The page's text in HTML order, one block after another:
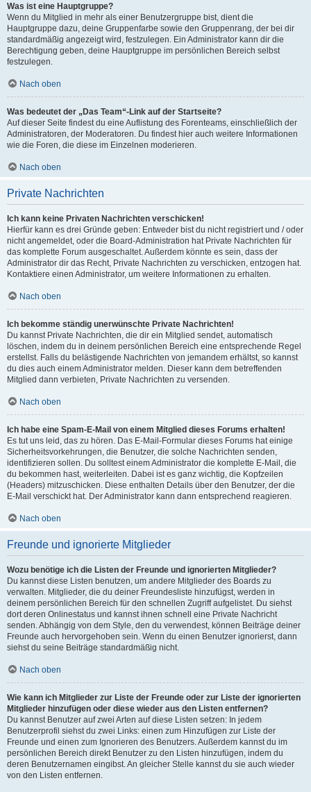
Was ist eine Hauptgruppe?
Wenn du Mitglied in mehr als einer Benutzergruppe bist, dient die
Hauptgruppe dazu, deine Gruppenfarbe sowie den Gruppenrang, der bei dir
standardmäßig angezeigt wird, festzulegen. Ein Administrator kann dir die
Berechtigung geben, deine Hauptgruppe im persönlichen Bereich selbst
festzulegen.
Nach oben
Was bedeutet der „Das Team“-Link auf der Startseite?
Auf dieser Seite findest du eine Auflistung des Forenteams, einschließlich der
Administratoren, der Moderatoren. Du findest hier auch weitere Informationen
wie die Foren, die diese im Einzelnen moderieren.
Nach oben
Private Nachrichten
Ich kann keine Privaten Nachrichten verschicken!
Hierfür kann es drei Gründe geben: Entweder bist du nicht registriert und / oder
nicht angemeldet, oder die Board-Administration hat Private Nachrichten für
das komplette Forum ausgeschaltet. Außerdem könnte es sein, dass der
Administrator dir das Recht, Private Nachrichten zu verschicken, entzogen hat.
Kontaktiere einen Administrator, um weitere Informationen zu erhalten.
Nach oben
Ich bekomme ständig unerwünschte Private Nachrichten!
Du kannst Private Nachrichten, die dir ein Mitglied sendet, automatisch
löschen, indem du in deinem persönlichen Bereich eine entsprechende Regel
erstellst. Falls du belästigende Nachrichten von jemandem erhältst, so kannst
du dies auch einem Administrator melden. Dieser kann dem betreffenden
Mitglied dann verbieten, Private Nachrichten zu versenden.
Nach oben
Ich habe eine Spam-E-Mail von einem Mitglied dieses Forums erhalten!
Es tut uns leid, das zu hören. Das E-Mail-Formular dieses Forums hat einige
Sicherheitsvorkehrungen, die Benutzer, die solche Nachrichten senden,
identifizieren sollen. Du solltest einem Administrator die komplette E-Mail, die
du bekommen hast, weiterleiten. Dabei ist es ganz wichtig, die Kopfzeilen
(Headers) mitzuschicken. Diese enthalten Details über den Benutzer, der die
E-Mail verschickt hat. Der Administrator kann dann entsprechend reagieren.
Nach oben
Freunde und ignorierte Mitglieder
Wozu benötige ich die Listen der Freunde und ignorierten Mitglieder?
Du kannst diese Listen benutzen, um andere Mitglieder des Boards zu
verwalten. Mitglieder, die du deiner Freundesliste hinzufügst, werden in
deinem persönlichen Bereich für den schnellen Zugriff aufgelistet. Du siehst
dort deren Onlinestatus und kannst ihnen schnell eine Private Nachricht
senden. Abhängig von dem Style, den du verwendest, können Beiträge deiner
Freunde auch hervorgehoben sein. Wenn du einen Benutzer ignorierst, dann
siehst du seine Beiträge standardmäßig nicht.
Nach oben
Wie kann ich Mitglieder zur Liste der Freunde oder zur Liste der ignorierten
Mitglieder hinzufügen oder diese wieder aus den Listen entfernen?
Du kannst Benutzer auf zwei Arten auf diese Listen setzen: In jedem
Benutzerprofil siehst du zwei Links: einen zum Hinzufügen zur Liste der
Freunde und einen zum Ignorieren des Benutzers. Außerdem kannst du im
persönlichen Bereich direkt Benutzer zu den Listen hinzufügen, indem du
deren Benutzernamen eingibst. An gleicher Stelle kannst du sie auch wieder
von den Listen entfernen.